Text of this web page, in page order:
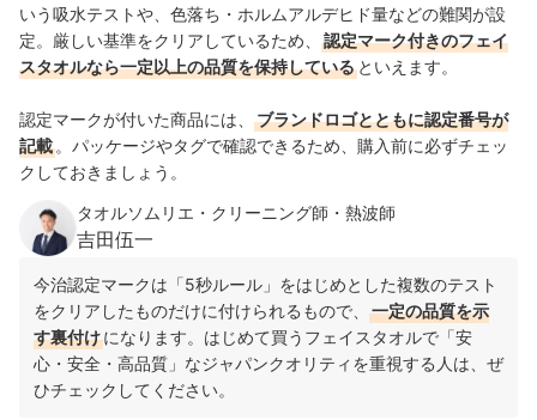
いう吸水テストや、色落ち・ホルムアルデヒド量などの難関が設
定。厳しい基準をクリアしているため、
認定マーク付きのフェイ
スタオルなら一定以上の品質を保持している といえます。
認定マークが付いた商品には、
ブランドロゴとともに認定番号が
記載。パッケージやタグで確認できるため、購入前に必ずチェッ
クしておきましょう。
タオルソムリエ・クリーニング師・熱波師
吉田伍一
今治認定マークは「5秒ルール」をはじめとした複数のテスト
をクリアしたものだけに付けられるもので、
一定の品質を示
す裏付けになります。はじめて買うフェイスタオルで「安
心・安全・高品質」なジャパンクオリティを重視する人は、ぜ
ひチェックしてください。